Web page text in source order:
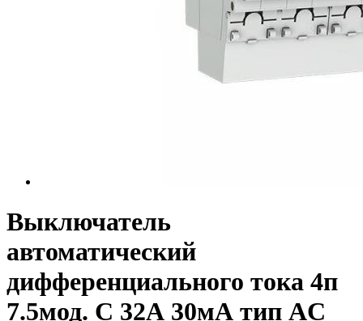
Выключатель
автоматический
дифференциального тока 4п
7.5мод. C 32А 30мА тип AC